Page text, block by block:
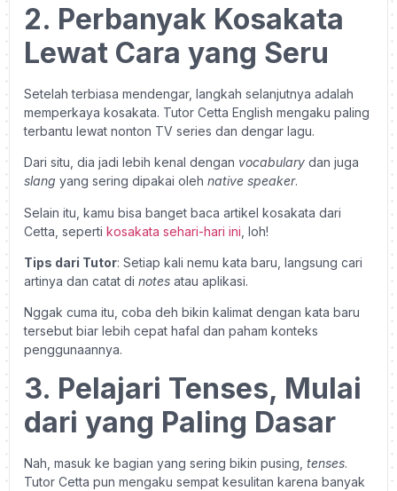
2. Perbanyak Kosakata
Lewat Cara yang Seru
Setelah terbiasa mendengar, langkah selanjutnya adalah
memperkaya kosakata. Tutor Cetta English mengaku paling
terbantu lewat nonton TV series dan dengar lagu.
Dari situ, dia jadi lebih kenal dengan vocabulary dan juga
slang yang sering dipakai oleh native speaker.
Selain itu, kamu bisa banget baca artikel kosakata dari
Cetta, seperti kosakata sehari-hari ini , loh!
Tips dari Tutor: Setiap kali nemu kata baru, langsung cari
artinya dan catat di notes atau aplikasi.
Nggak cuma itu, coba deh bikin kalimat dengan kata baru
tersebut biar lebih cepat hafal dan paham konteks
penggunaannya.
3. Pelajari Tenses, Mulai
dari yang Paling Dasar
Nah, masuk ke bagian yang sering bikin pusing, tenses.
Tutor Cetta pun mengaku sempat kesulitan karena banyak